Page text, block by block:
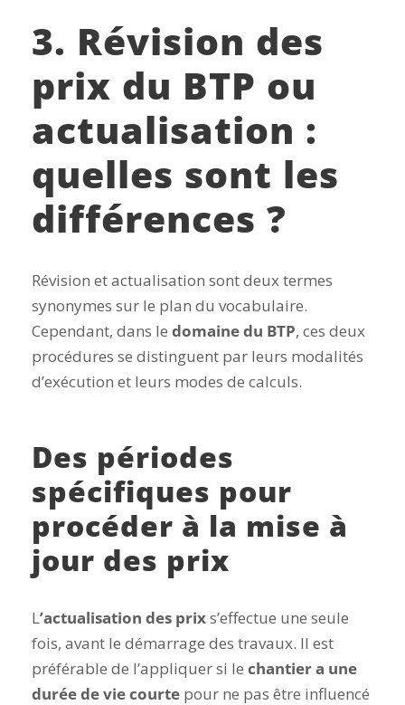
3. Révision des
prix du BTP ou
actualisation :
quelles sont les
différences ?
Révision et actualisation sont deux termes
synonymes sur le plan du vocabulaire.
Cependant, dans le domaine du BTP, ces deux
procédures se distinguent par leurs modalités
d’exécution et leurs modes de calculs.
Des périodes
spécifiques pour
procéder à la mise à
jour des prix
L’actualisation des prixs’effectue une seule
fois, avant le démarrage des travaux. Il est
préférable de l’appliquer si le chantier a une
durée de vie courte pour ne pas être influencé